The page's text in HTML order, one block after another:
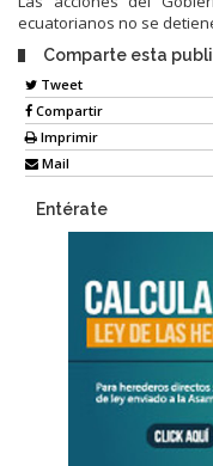
ecuatorianos no se
Comparte esta
Tweet
Compartir
Imprimir
Mail
Entérate